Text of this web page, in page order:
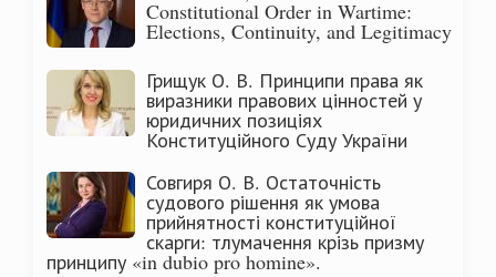
Constitutional Order in Wartime:
Elections, Continuity, and Legitimacy
Грищук О. В. Принципи права як
виразники правових цінностей у
юридичних позиціях
Конституційного Суду України
Совгиря О. В. Остаточність
судового рішення як умова
прийнятності конституційної
скарги: тлумачення крізь призму
принципу «in dubio pro homine».